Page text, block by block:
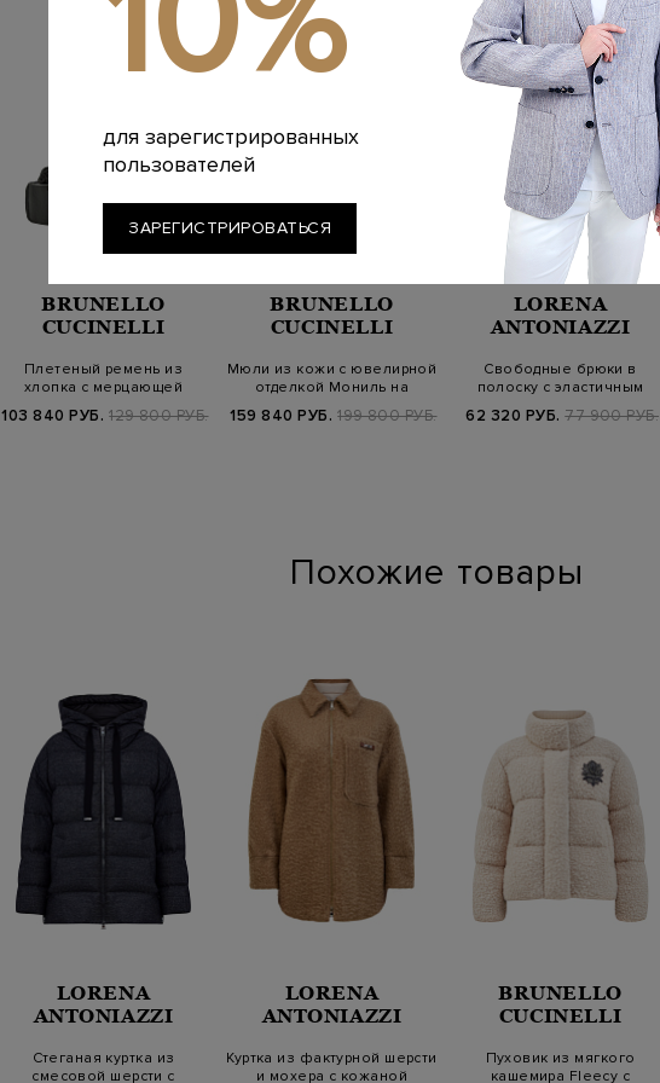
BRUNELLO
CUCINELLI
Плетеный ремень из
хлопка с мерцающей
103 840 РУБ. 129 800 РУБ.
BRUNELLO
CUCINELLI
Мюли из кожи с ювелирной
отделкой Мониль на
159 840 РУБ. 199 800 РУБ.
LORENA
ANTONIAZZI
Свободные брюки в
полоску с эластичным
62 320 РУБ. 77 900 РУБ.
Похожие товары
LORENA
ANTONIAZZI
Стеганая куртка из
смесовой шерсти с
LORENA
ANTONIAZZI
Куртка из фактурной шерсти
и мохера с кожаной
BRUNELLO
CUCINELLI
Пуховик из мягкого
кашемира Fleecy с
для зарегистрированных
пользователей
ЗАРЕГИСТРИРОВАТЬСЯ